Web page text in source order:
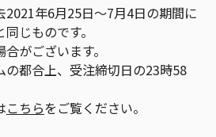
年6月25日～7月4日の期間に
じものです。
がございます。
都合上、受注締切日の23時58
こちらをご覧ください。